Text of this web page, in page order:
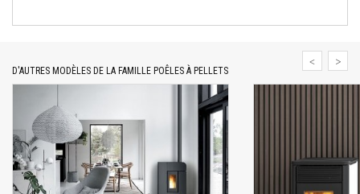
D'AUTRES MODÈLES DE LA FAMILLE POÊLES À PELLETS